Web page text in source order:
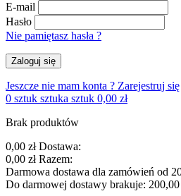
E-mail
Hasło
Nie pamiętasz hasła ?
Zaloguj się
Jeszcze nie mam konta ? Zarejestruj się
0 sztuk sztuka sztuk 0,00 zł
Brak produktów
0,00 złDostawa:
0,00 zł Razem:
Darmowa dostawa dla zamówień od
Do darmowej dostawy brakuje: 200,00